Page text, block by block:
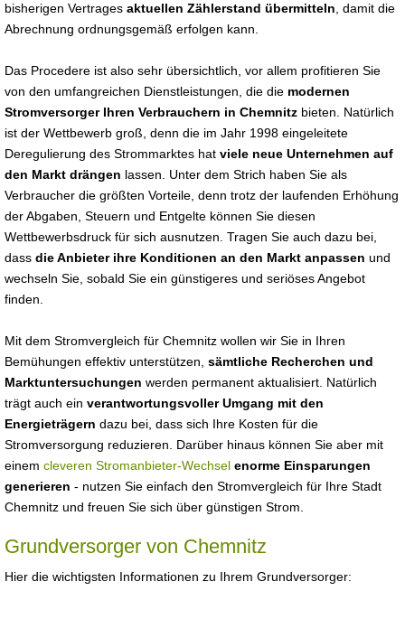
bisherigen Vertrages aktuellen Zählerstand übermitteln , damit die
Abrechnung ordnungsgemäß erfolgen kann.
Das Procedere ist also sehr übersichtlich, vor allem profitieren Sie
von den umfangreichen Dienstleistungen, die die modernen
Stromversorger Ihren Verbrauchern in Chemnitz bieten. Natürlich
ist der Wettbewerb groß, denn die im Jahr 1998 eingeleitete
Deregulierung des Strommarktes hat viele neue Unternehmen auf
den Markt drängen lassen. Unter dem Strich haben Sie als
Verbraucher die größten Vorteile, denn trotz der laufenden Erhöhung
der Abgaben, Steuern und Entgelte können Sie diesen
Wettbewerbsdruck für sich ausnutzen. Tragen Sie auch dazu bei,
dass die Anbieter ihre Konditionen an den Markt anpassen und
wechseln Sie, sobald Sie ein günstigeres und seriöses Angebot
finden.
Mit dem Stromvergleich für Chemnitz wollen wir Sie in Ihren
Bemühungen effektiv unterstützen, sämtliche Recherchen und
Marktuntersuchungen werden permanent aktualisiert. Natürlich
trägt auch ein verantwortungsvoller Umgang mit den
Energieträgern dazu bei, dass sich Ihre Kosten für die
Stromversorgung reduzieren. Darüber hinaus können Sie aber mit
einem cleveren Stromanbieter-Wechsel enorme Einsparungen
generieren - nutzen Sie einfach den Stromvergleich für Ihre Stadt
Chemnitz und freuen Sie sich über günstigen Strom.
Grundversorger von Chemnitz
Hier die wichtigsten Informationen zu Ihrem Grundversorger: